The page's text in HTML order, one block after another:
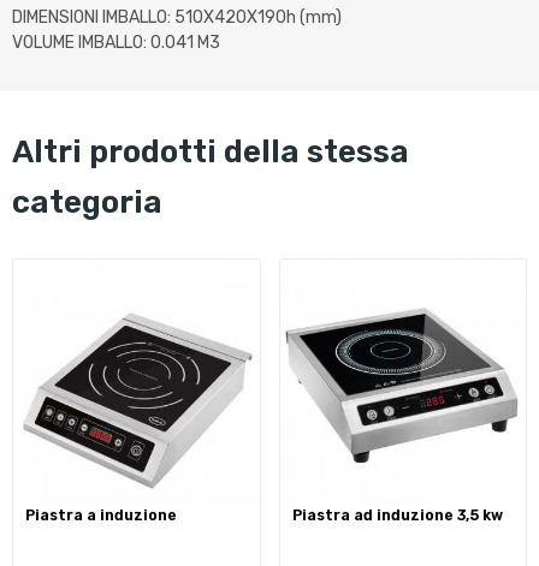
DIMENSIONI IMBALLO: 510X420X190h (mm)
VOLUME IMBALLO: 0.041 M3
altri prodotti della stessa
categoria
piastra a induzione piastra ad induzione 3,5 kw